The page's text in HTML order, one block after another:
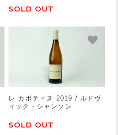
SOLD OUT
レ カボティヌ 2019 / ルドヴ
ィック・シャンソン
SOLD OUT